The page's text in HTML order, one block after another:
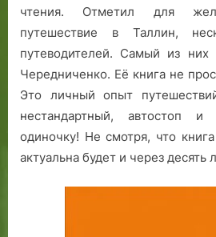
чтения. Отметил для
путешествие в Таллин,
путеводителей. Самый из
Чередниченко. Её книга не
Это личный опыт
нестандартный, автостоп
одиночку! Не смотря, что
актуальна будет и через десять